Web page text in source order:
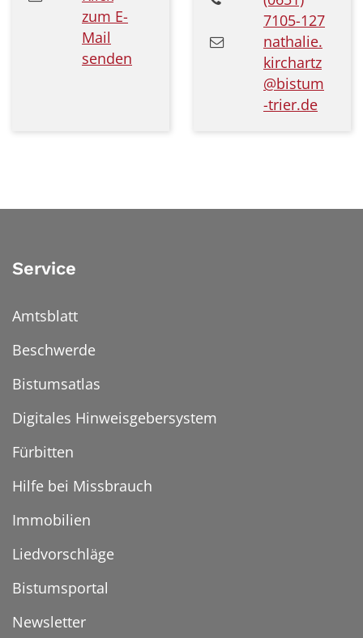
zum E-
Mail
senden
7105-127
nathalie.
kirchartz
@bistum
-trier.de
Service
Amtsblatt
Beschwerde
Bistumsatlas
Digitales Hinweisgebersystem
Fürbitten
Hilfe bei Missbrauch
Immobilien
Liedvorschläge
Bistumsportal
Newsletter